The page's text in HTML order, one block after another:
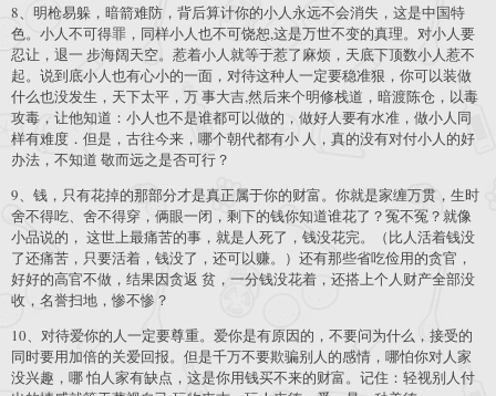
8、明枪易躲，暗箭难防，背后算计你的小人永远不会消失，这是中国特
色。小人不可得罪，同样小人也不可饶恕,这是万世不变的真理。对小人要
忍让，退一 步海阔天空。惹着小人就等于惹了麻烦，天底下顶数小人惹不
起。说到底小人也有心小的一面，对待这种人一定要稳准狠，你可以装做
什么也没发生，天下太平，万 事大吉,然后来个明修栈道，暗渡陈仓，以毒
攻毒，让他知道：小人也不是谁都可以做的，做好人要有水准，做小人同
样有难度．但是，古往今来，哪个朝代都有小 人，真的没有对付小人的好
办法，不知道 敬而远之是否可行？
9、钱，只有花掉的那部分才是真正属于你的财富。你就是家缠万贯，生时
舍不得吃、舍不得穿，俩眼一闭，剩下的钱你知道谁花了？冤不冤？就像
小品说的， 这世上最痛苦的事，就是人死了，钱没花完。（比人活着钱没
了还痛苦，只要活着，钱没了，还可以赚。）还有那些省吃俭用的贪官，
好好的高官不做，结果因贪返 贫，一分钱没花着，还搭上个人财产全部没
收，名誉扫地，惨不惨？
10、对待爱你的人一定要尊重。爱你是有原因的，不要问为什么，接受的
同时要用加倍的关爱回报。但是千万不要欺骗别人的感情，哪怕你对人家
没兴趣，哪 怕人家有缺点，这是你用钱买不来的财富。记住：轻视别人付